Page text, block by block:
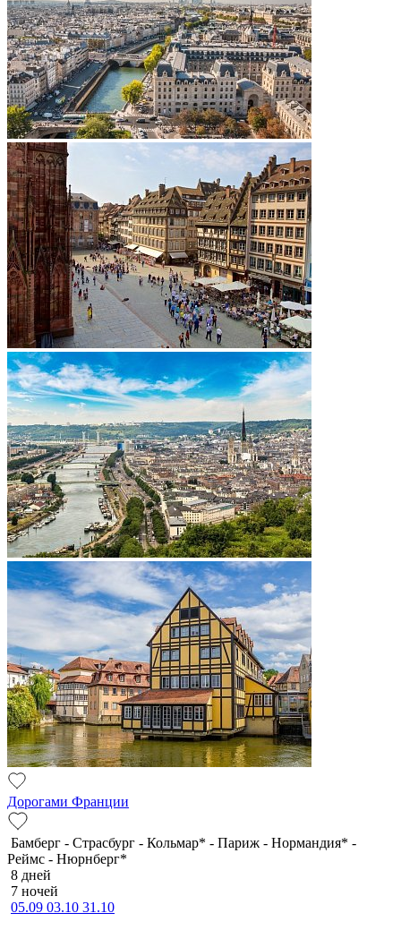
Дорогами Франции
Бамберг - Страсбург - Кольмар* - Париж - Нормандия* -
Реймс - Нюрнберг*
8 дней
7 ночей
05.09 03.10 31.10